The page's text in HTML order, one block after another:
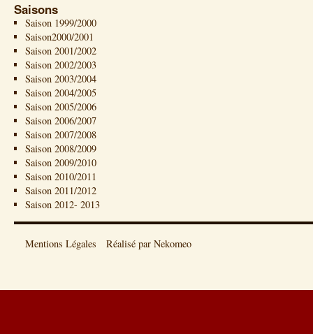
Saisons
Saison 1999/2000
Saison2000/2001
Saison 2001/2002
Saison 2002/2003
Saison 2003/2004
Saison 2004/2005
Saison 2005/2006
Saison 2006/2007
Saison 2007/2008
Saison 2008/2009
Saison 2009/2010
Saison 2010/2011
Saison 2011/2012
Saison 2012- 2013
Mentions Légales Réalisé par Nekomeo